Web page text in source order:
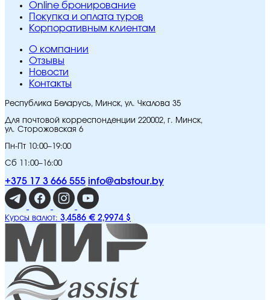
Online бронирование
Покупка и оплата туров
Корпоративным клиентам
O компании
Отзывы
Новости
Контакты
Республика Беларусь, Минск, ул. Чкалова 35
Для почтовой корреспонденции 220002, г. Минск,
ул. Сторожовская 6
Пн-Пт 10:00–19:00
Сб 11:00–16:00
+375 17 3 666 555 info@abstour.by
Курсы валют: 3,4586 € 2,9974 $